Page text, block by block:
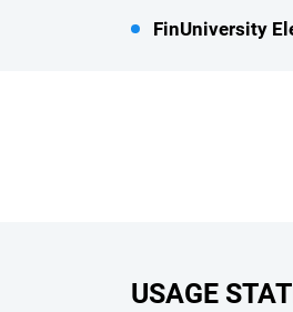
FinUniversity
USAGE